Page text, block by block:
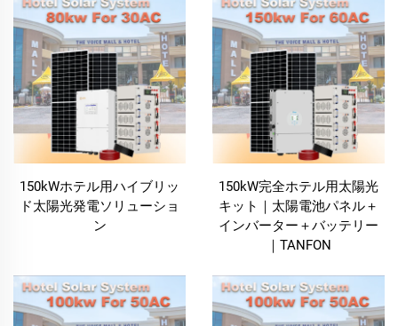
ート施設およびその他のホスピタリティ関連事業体の
特有のニーズに合わせて特別に設計されています。照
明、暖房から空調、給湯に至るまで、多様なホテル運
営業務に安定した電力を供給できるこの太陽光発電シ
ステムは、ホテルの電力需要をまかなうオールインワ
ンソリューションであり、同時に持続可能性の促進に
も貢献します。
ホテル用太陽光発電システムの主なメリット
費用対効果の高いエネルギーソリューション
ホテル用太陽光発電システムは、ホテルに対して長期
150kWホテル用ハイブリッ
ド太陽光発電ソリューショ
ン
150kW完全ホテル用太陽光
キット｜太陽電池パネル＋
インバーター＋バッテリー
｜TANFON